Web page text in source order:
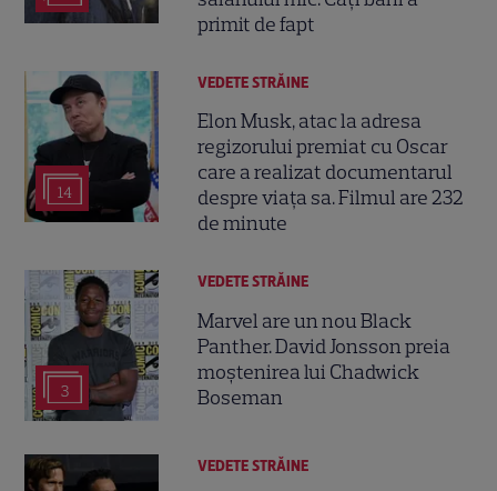
primit de fapt
14
VEDETE STRĂINE
Elon Musk, atac la adresa
regizorului premiat cu Oscar
care a realizat documentarul
despre viața sa. Filmul are 232
de minute
3
VEDETE STRĂINE
Marvel are un nou Black
Panther. David Jonsson preia
moștenirea lui Chadwick
Boseman
VEDETE STRĂINE